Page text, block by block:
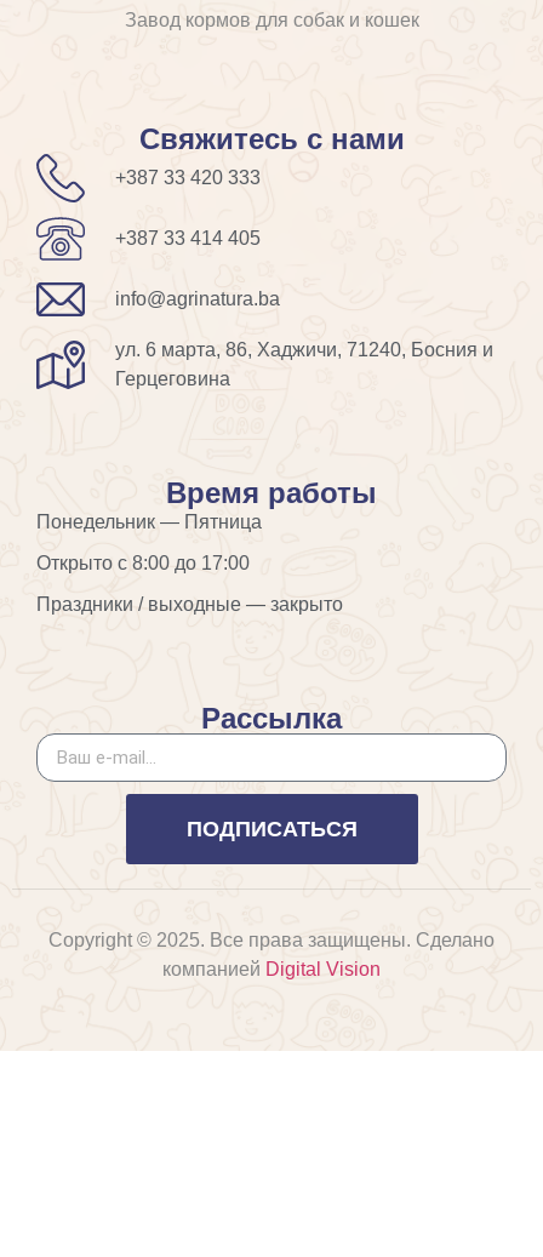
Завод кормов для собак и кошек
Свяжитесь с нами
+387 33 420 333
+387 33 414 405
info@agrinatura.ba
ул. 6 марта, 86, Хаджичи, 71240, Босния и
Герцеговина
Время работы
Понедельник — Пятница
Открыто с 8:00 до 17:00
Праздники / выходные — закрыто
Рассылка
ПОДПИСАТЬСЯ
Copyright © 2025. Все права защищены. Сделано
компанией Digital Vision